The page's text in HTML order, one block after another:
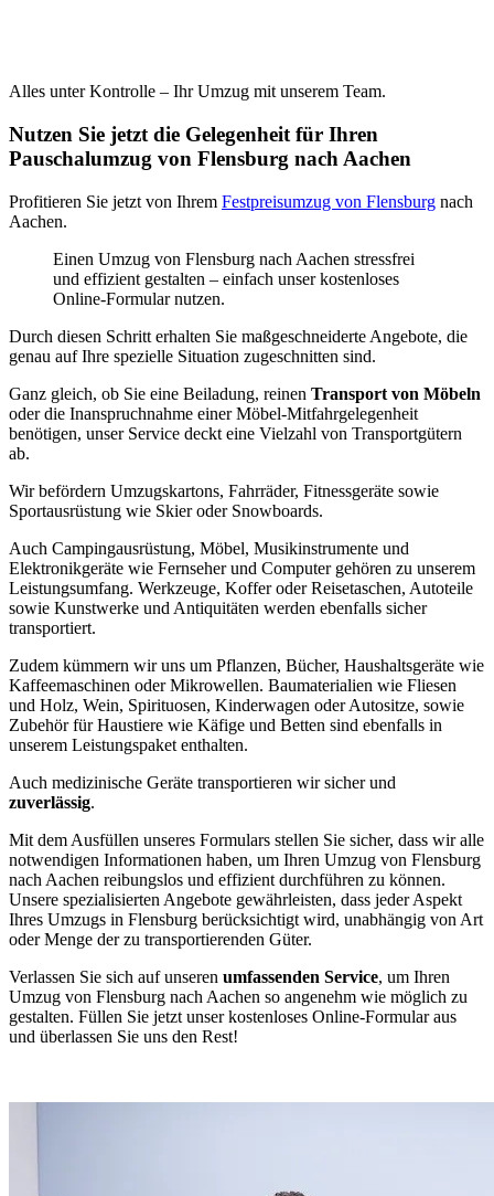
Alles unter Kontrolle – Ihr Umzug mit unserem Team.
Nutzen Sie jetzt die Gelegenheit für Ihren
Pauschalumzug von Flensburg nach Aachen
Profitieren Sie jetzt von Ihrem Festpreisumzug von Flensburg nach
Aachen.
Einen Umzug von Flensburg nach Aachen stressfrei
und effizient gestalten – einfach unser kostenloses
Online-Formular nutzen.
Durch diesen Schritt erhalten Sie maßgeschneiderte Angebote, die
genau auf Ihre spezielle Situation zugeschnitten sind.
Ganz gleich, ob Sie eine Beiladung, reinen Transport von Möbeln
oder die Inanspruchnahme einer Möbel-Mitfahrgelegenheit
benötigen, unser Service deckt eine Vielzahl von Transportgütern
ab.
Wir befördern Umzugskartons, Fahrräder, Fitnessgeräte sowie
Sportausrüstung wie Skier oder Snowboards.
Auch Campingausrüstung, Möbel, Musikinstrumente und
Elektronikgeräte wie Fernseher und Computer gehören zu unserem
Leistungsumfang. Werkzeuge, Koffer oder Reisetaschen, Autoteile
sowie Kunstwerke und Antiquitäten werden ebenfalls sicher
transportiert.
Zudem kümmern wir uns um Pflanzen, Bücher, Haushaltsgeräte wie
Kaffeemaschinen oder Mikrowellen. Baumaterialien wie Fliesen
und Holz, Wein, Spirituosen, Kinderwagen oder Autositze, sowie
Zubehör für Haustiere wie Käfige und Betten sind ebenfalls in
unserem Leistungspaket enthalten.
Auch medizinische Geräte transportieren wir sicher und
zuverlässig.
Mit dem Ausfüllen unseres Formulars stellen Sie sicher, dass wir alle
notwendigen Informationen haben, um Ihren Umzug von Flensburg
nach Aachen reibungslos und effizient durchführen zu können.
Unsere spezialisierten Angebote gewährleisten, dass jeder Aspekt
Ihres Umzugs in Flensburg berücksichtigt wird, unabhängig von Art
oder Menge der zu transportierenden Güter.
Verlassen Sie sich auf unseren umfassenden Service, um Ihren
Umzug von Flensburg nach Aachen so angenehm wie möglich zu
gestalten. Füllen Sie jetzt unser kostenloses Online-Formular aus
und überlassen Sie uns den Rest!